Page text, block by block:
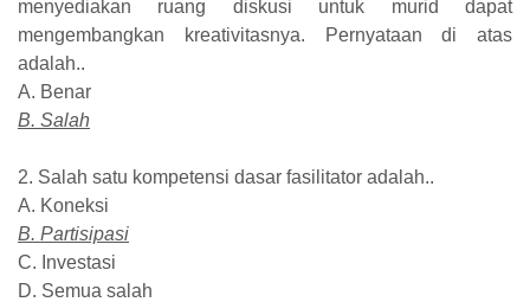
menyediakan ruang diskusi untuk murid dapat
mengembangkan kreativitasnya. Pernyataan di atas
adalah..
A. Benar
B. Salah
2. Salah satu kompetensi dasar fasilitator adalah..
A. Koneksi
B. Partisipasi
C. Investasi
D. Semua salah